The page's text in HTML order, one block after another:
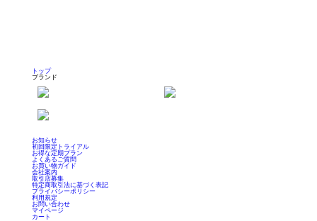
トップ
ブランド
お知らせ
初回限定トライアル
お得な定期プラン
よくあるご質問
お買い物ガイド
会社案内
取引店募集
特定商取引法に基づく表記
プライバシーポリシー
利用規定
お問い合わせ
マイページ
カート